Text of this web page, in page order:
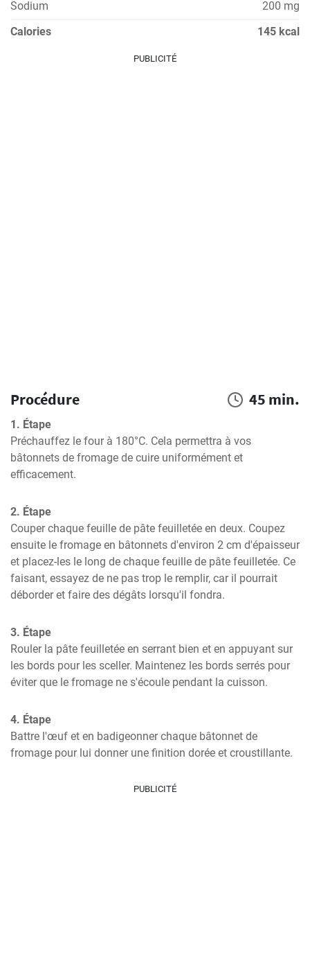
Sodium
200 mg
Calories
145 kcal
PUBLICITÉ
Procédure 45 min.
1. Étape
Préchauffez le four à 180°C. Cela permettra à vos
bâtonnets de fromage de cuire uniformément et
efficacement.
2. Étape
Couper chaque feuille de pâte feuilletée en deux. Coupez
ensuite le fromage en bâtonnets d'environ 2 cm d'épaisseur
et placez-les le long de chaque feuille de pâte feuilletée. Ce
faisant, essayez de ne pas trop le remplir, car il pourrait
déborder et faire des dégâts lorsqu'il fondra.
3. Étape
Rouler la pâte feuilletée en serrant bien et en appuyant sur
les bords pour les sceller. Maintenez les bords serrés pour
éviter que le fromage ne s'écoule pendant la cuisson.
4. Étape
Battre l'œuf et en badigeonner chaque bâtonnet de
fromage pour lui donner une finition dorée et croustillante.
PUBLICITÉ